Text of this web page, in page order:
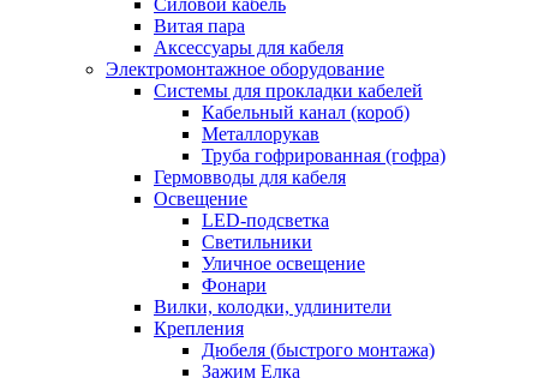
Силовой кабель
Витая пара
Аксессуары для кабеля
Электромонтажное оборудование
Системы для прокладки кабелей
Кабельный канал (короб)
Металлорукав
Труба гофрированная (гофра)
Гермовводы для кабеля
Освещение
LED-подсветка
Светильники
Уличное освещение
Фонари
Вилки, колодки, удлинители
Крепления
Дюбеля (быстрого монтажа)
Зажим Елка